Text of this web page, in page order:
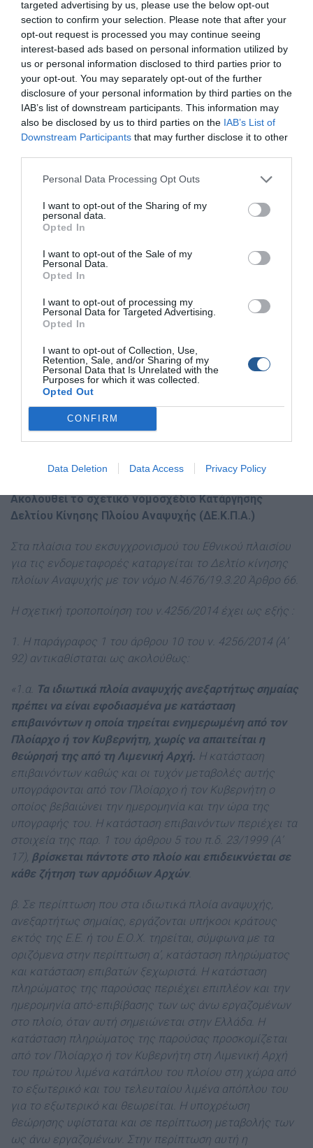
targeted advertising by us, please use the below opt-out
section to confirm your selection. Please note that after your
opt-out request is processed you may continue seeing
interest-based ads based on personal information utilized by
us or personal information disclosed to third parties prior to
your opt-out. You may separately opt-out of the further
disclosure of your personal information by third parties on the
IAB’s list of downstream participants. This information may
also be disclosed by us to third parties on the IAB’s List of
Downstream Participants that may further disclose it to other
Personal Data Processing Opt Outs
I want to opt-out of the Sharing of my
personal data.
Opted In
I want to opt-out of the Sale of my
Personal Data.
Opted In
I want to opt-out of processing my
Personal Data for Targeted Advertising.
Opted In
I want to opt-out of Collection, Use,
Retention, Sale, and/or Sharing of my
Personal Data that Is Unrelated with the
Purposes for which it was collected.
Opted Out
CONFIRM
Data Deletion Data Access Privacy Policy
πρώτη φορά στην Ελλάδα για περισσότερες
πληροφορίες. Για την πλήρη ενημέρωσή σας, για τα ως
άνω πλοία σχετικές είναι και οι διατάξεις της παρ. 2 του
άρθρου 10 του ν. 4256/2014 όπως τροποποιήθηκαν με
τις διατάξεις του άρθρου 69 του ν. 4676/2020 που
αφορούν στην υποχρέωση λήψης άδειας απόπλου και
δήλωσης κατάπλου στη Λιμενική Αρχή.
Κατάσταση Επιβαινόντων Ιδιωτικού Πλοίου Αναψυχής
Κάποια λιμεναρχεία ήδη προτείνουν στους κυβερνήτες
επαγγελματικά – τουριστικά σκάφη όπου βέβαια έχει
στοιχεία όπως ταυτότητα-διαβατήριο τα οποία δεν είναι
Για την διευκόλυνση σας, ετοιμάσαμε ένα έντυπο
σύμφωνα με τις υποδείξεις του Υπουργείου Ναυτιλίας.
φόρμα δοθεί σε δεύτερο χρόνο από το λιμεναρχείο ή το
Υπουργείο. Δεν αποτελεί επίσημο Υπόδειγμα του
τις τοπικές λιμενικές αρχές.
Μπορείτε να το κατεβάσετε στον υπολογιστή σας
πατώντας εδώ:Κατάσταση Επιβαινόντων Ιδιωτικού
Πλοίου Αναψυχής
Ακολουθεί το σχετικό νομοσχέδιο Κατάργησης
Δελτίου Κίνησης Πλοίου Αναψυχής (ΔΕ.Κ.Π.Α.)
Στα πλαίσια του εκσυγχρονισμού του Εθνικού πλαισίου
για τις ενδομεταφορές καταργείται το Δελτίο κίνησης
πλοίων Αναψυχής με τον νόμο N.4676/19.3.20 Άρθρο 66.
Η σχετική τροποποίηση του ν.4256/2014 έχει ως εξής :
1. Η παράγραφος 1 του άρθρου 10 του ν. 4256/2014 (Α’
92) αντικαθίσταται ως ακολούθως:
«1.α. Τα ιδιωτικά πλοία αναψυχής ανεξαρτήτως σημαίας
πρέπει να είναι εφοδιασμένα με κατάσταση
επιβαινόντων η οποία τηρείται ενημερωμένη από τον
Πλοίαρχο ή τον Κυβερνήτη, χωρίς να απαιτείται η
θεώρησή της από τη Λιμενική Αρχή. Η κατάσταση
επιβαινόντων καθώς και οι τυχόν μεταβολές αυτής
υπογράφονται από τον Πλοίαρχο ή τον Κυβερνήτη ο
οποίος βεβαιώνει την ημερομηνία και την ώρα της
υπογραφής του. Η κατάσταση επιβαινόντων περιέχει τα
στοιχεία της παρ. 1 του άρθρου 5 του π.δ. 23/1999 (Α’
17), βρίσκεται πάντοτε στο πλοίο και επιδεικνύεται σε
κάθε ζήτηση των αρμόδιων Αρχών.
β. Σε περίπτωση που στα ιδιωτικά πλοία αναψυχής,
ανεξαρτήτως σημαίας, εργάζονται υπήκοοι κράτους
εκτός της Ε.Ε. ή του Ε.Ο.Χ. τηρείται, σύμφωνα με τα
οριζόμενα στην περίπτωση α’, κατάσταση πληρώματος
και κατάσταση επιβατών ξεχωριστά. Η κατάσταση
πληρώματος της παρούσας περιέχει επιπλέον και την
ημερομηνία από-επιβίβασης των ως άνω εργαζομένων
στο πλοίο, όταν αυτή σημειώνεται στην Ελλάδα. Η
κατάσταση πληρώματος της παρούσας προσκομίζεται
από τον Πλοίαρχο ή τον Κυβερνήτη στη Λιμενική Αρχή
του πρώτου λιμένα κατάπλου του πλοίου στη χώρα από
το εξωτερικό και του τελευταίου λιμένα απόπλου του
για το εξωτερικό και θεωρείται. Η υποχρέωση
θεώρησης υφίσταται και σε περίπτωση μεταβολής των
ως άνω εργαζομένων. Στην περίπτωση αυτή η